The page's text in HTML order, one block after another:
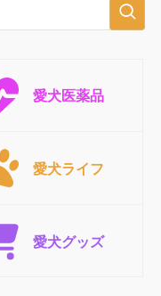
愛犬医薬品
愛犬ライフ
愛犬グッズ